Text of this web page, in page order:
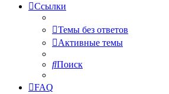
Ссылки
Темы без ответов
Активные темы
Поиск
FAQ